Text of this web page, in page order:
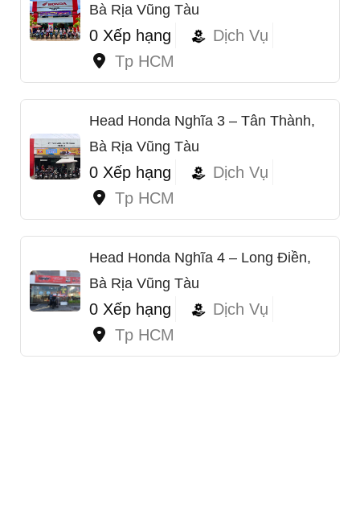
Bà Rịa Vũng Tàu
0 Xếp hạng
Dịch Vụ
Tp HCM
Head Honda Nghĩa 3 – Tân Thành,
Bà Rịa Vũng Tàu
0 Xếp hạng
Dịch Vụ
Tp HCM
Head Honda Nghĩa 4 – Long Điền,
Bà Rịa Vũng Tàu
0 Xếp hạng
Dịch Vụ
Tp HCM